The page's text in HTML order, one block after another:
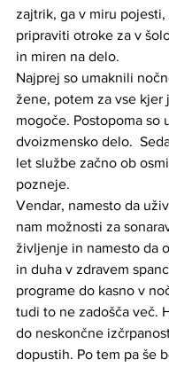
zajtrik, ga v miru pojesti,
pripraviti otroke za v
in miren na delo.
Najprej so umaknili
žene, potem za vse kjer
mogoče. Postopoma so
dvoizmensko delo.
let službe začno ob
pozneje.
Vendar, namesto da
nam možnosti za
življenje in namesto da
in duha v zdravem
programe do kasno v
tudi to ne zadošča več.
do neskončne
dopustih. Po tem pa še